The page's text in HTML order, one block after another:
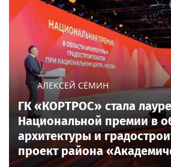
АЛЕКСЕЙ СЁМИН
ГК «КОРТРОС» стала
Национальной премии в
архитектуры и
проект района